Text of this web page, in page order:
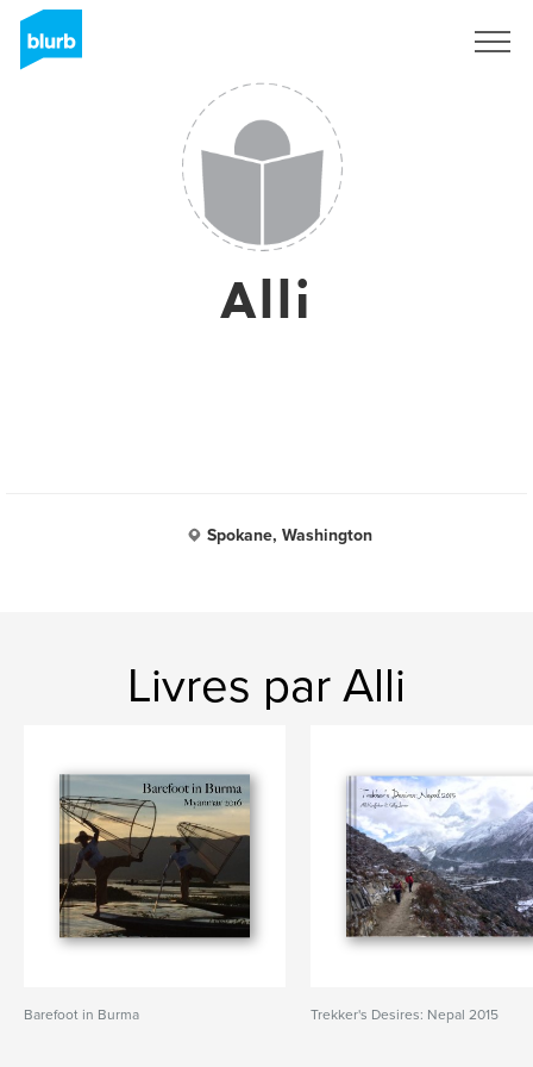
Alli
Spokane, Washington
Livres par Alli
Barefoot in Burma Trekker's Desires: Nepal 2015